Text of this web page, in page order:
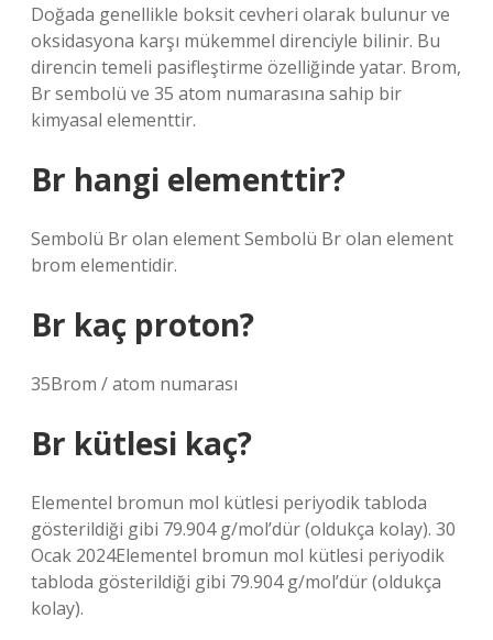
Doğada genellikle boksit cevheri olarak bulunur ve
oksidasyona karşı mükemmel direnciyle bilinir. Bu
direncin temeli pasifleştirme özelliğinde yatar. Brom,
Br sembolü ve 35 atom numarasına sahip bir
kimyasal elementtir.
Br hangi elementtir?
Sembolü Br olan element Sembolü Br olan element
brom elementidir.
Br kaç proton?
35Brom / atom numarası
Br kütlesi kaç?
Elementel bromun mol kütlesi periyodik tabloda
gösterildiği gibi 79.904 g/mol’dür (oldukça kolay). 30
Ocak 2024Elementel bromun mol kütlesi periyodik
tabloda gösterildiği gibi 79.904 g/mol’dür (oldukça
kolay).